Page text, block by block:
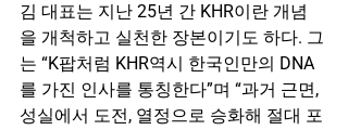
김 대표는 지난 25년 간 KHR이란 개념
을 개척하고 실천한 장본이기도 하다. 그
는 “K팝처럼 KHR역시 한국인만의 DNA
를 가진 인사를 통칭한다”며 “과거 근면,
성실에서 도전, 열정으로 승화해 절대 포